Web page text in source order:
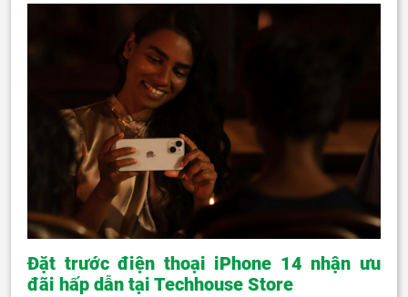
Đặt trước điện thoại iPhone 14 nhận ưu
đãi hấp dẫn tại Techhouse Store